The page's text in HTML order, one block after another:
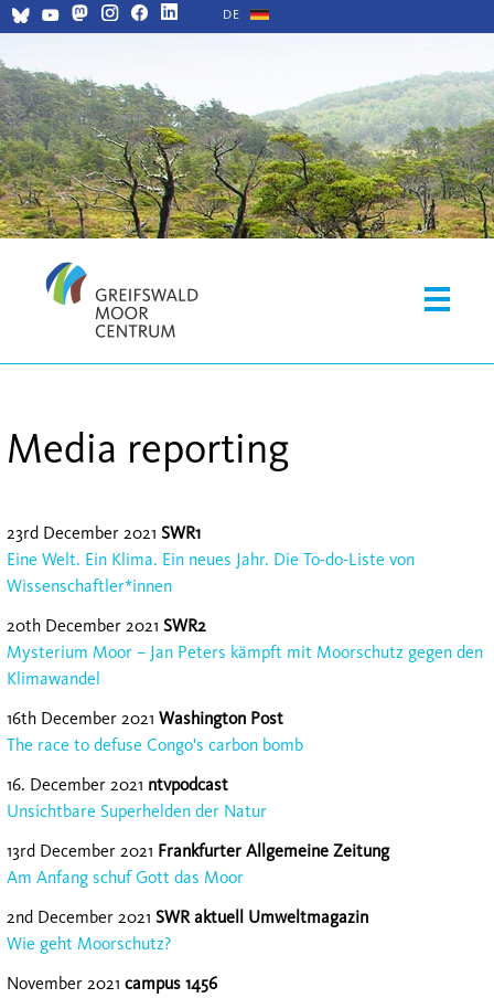
DE
Media reporting
23rd December 2021 SWR1
Eine Welt. Ein Klima. Ein neues Jahr. Die To-do-Liste von
Wissenschaftler*innen
20th December 2021 SWR2
Mysterium Moor – Jan Peters kämpft mit Moorschutz gegen den
Klimawandel
16th December 2021 Washington Post
The race to defuse Congo's carbon bomb
16. December 2021 ntvpodcast
Unsichtbare Superhelden der Natur
13rd December 2021 Frankfurter Allgemeine Zeitung
Am Anfang schuf Gott das Moor
2nd December 2021 SWR aktuell Umweltmagazin
Wie geht Moorschutz?
November 2021 campus 1456